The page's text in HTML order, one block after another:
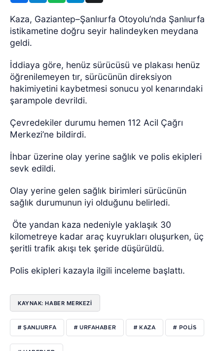
Kaza, Gaziantep–Şanlıurfa Otoyolu’nda Şanlıurfa
istikametine doğru seyir halindeyken meydana
geldi.
İddiaya göre, henüz sürücüsü ve plakası henüz
öğrenilemeyen tır, sürücünün direksiyon
hakimiyetini kaybetmesi sonucu yol kenarındaki
şarampole devrildi.
Çevredekiler durumu hemen 112 Acil Çağrı
Merkezi’ne bildirdi.
İhbar üzerine olay yerine sağlık ve polis ekipleri
sevk edildi.
Olay yerine gelen sağlık birimleri sürücünün
sağlık durumunun iyi olduğunu belirledi.
Öte yandan kaza nedeniyle yaklaşık 30
kilometreye kadar araç kuyrukları oluşurken, üç
şeritli trafik akışı tek şeride düşürüldü.
Polis ekipleri kazayla ilgili inceleme başlattı.
KAYNAK: HABER MERKEZI
# ŞANLIURFA # URFAHABER # KAZA # POLIS